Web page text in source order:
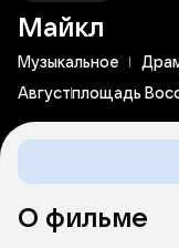
Майкл
Музыкальное
Августплощадь
О фильме